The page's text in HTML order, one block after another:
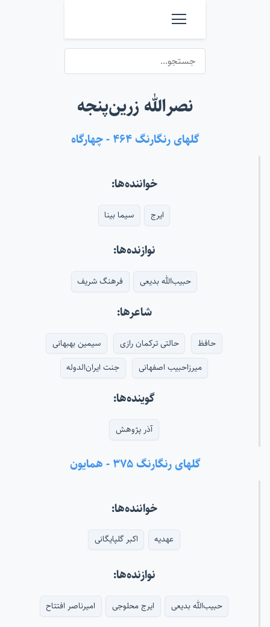
نصرالله زرین‌پنجه
گلهای رنگارنگ ۴۶۴ - چهارگاه
خواننده‌ها:
ایرج سیما بینا
نوازنده‌ها:
حبیب‌الله بدیعی فرهنگ شریف
شاعرها:
حافظ حالتی ترکمان رازی
سیمین بهبهانی
میرزاحبیب اصفهانی
جنت ایران‌الدوله
گوینده‌ها:
آذر پژوهش
گلهای رنگارنگ ۳۷۵ - همایون
خواننده‌ها:
عهدیه اکبر گلپایگانی
نوازنده‌ها:
حبیب‌الله بدیعی ایرج محلوجی امیرناصر افتتاح